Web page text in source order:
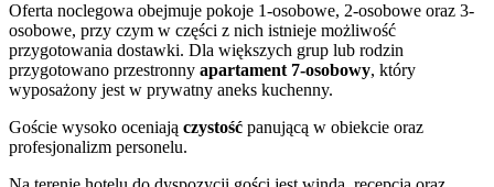
Oferta noclegowa obejmuje pokoje 1-osobowe, 2-osobowe oraz 3-
osobowe, przy czym w części z nich istnieje możliwość
przygotowania dostawki. Dla większych grup lub rodzin
przygotowano przestronny apartament 7-osobowy, który
wyposażony jest w prywatny aneks kuchenny.
Goście wysoko oceniają czystość panującą w obiekcie oraz
profesjonalizm personelu.